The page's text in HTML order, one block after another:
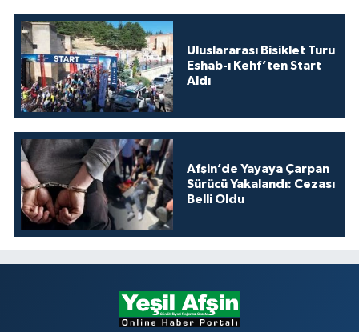
Uluslararası Bisiklet Turu
Eshab-ı Kehf’ten Start
Aldı
Afşin’de Yayaya Çarpan
Sürücü Yakalandı: Cezası
Belli Oldu